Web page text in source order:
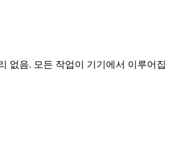
없음. 모든 작업이 기기에서 이루어집